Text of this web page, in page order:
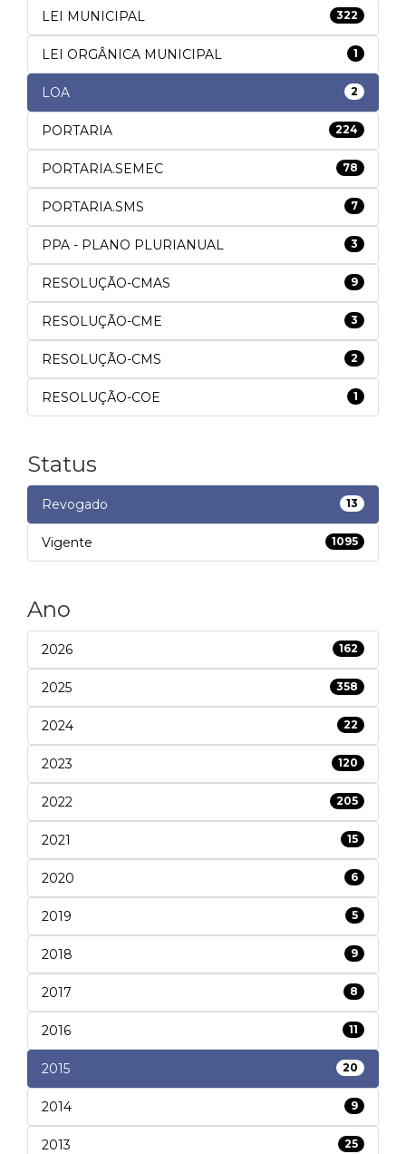
LEI MUNICIPAL 322
LEI ORGÂNICA MUNICIPAL 1
LOA 2
PORTARIA 224
PORTARIA.SEMEC 78
PORTARIA.SMS 7
PPA - PLANO PLURIANUAL 3
RESOLUÇÃO-CMAS 9
RESOLUÇÃO-CME 3
RESOLUÇÃO-CMS 2
RESOLUÇÃO-COE 1
Status
Revogado 13
Vigente 1095
Ano
2026 162
2025 358
2024 22
2023 120
2022 205
2021 15
2020 6
2019 5
2018 9
2017 8
2016 11
2015 20
2014 9
2013 25